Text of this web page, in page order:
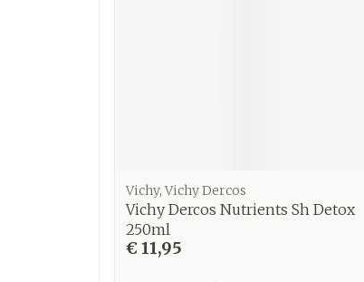
Vichy, Vichy Dercos
Vichy Dercos Nutrients Sh Detox
250ml
€ 11,95